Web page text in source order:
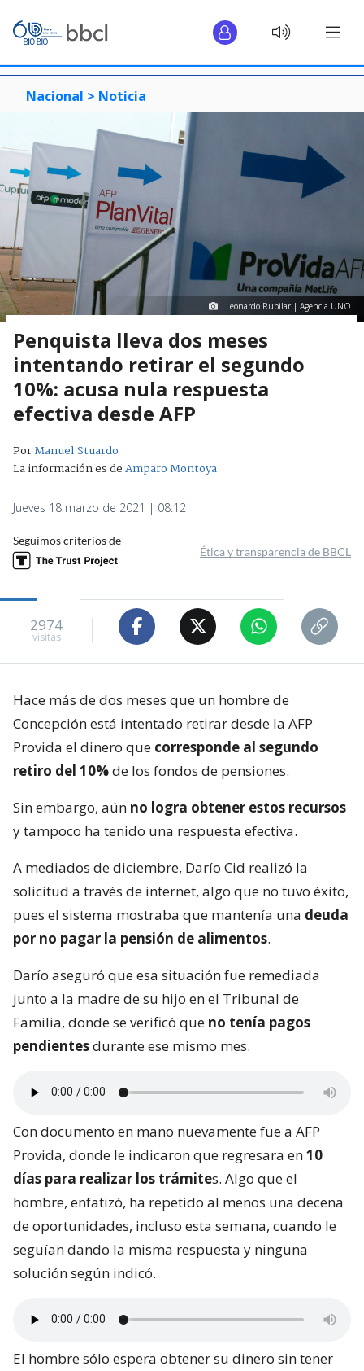
Nacional > Noticia
Leonardo Rubilar | Agencia UNO
Penquista lleva dos meses
intentando retirar el segundo
10%: acusa nula respuesta
efectiva desde AFP
PorManuel Stuardo
La información es deAmparo Montoya
Jueves 18 marzo de 2021 | 08:12
Seguimos criterios de
Ética y transparencia de BBCL
2974
visitas
Hace más de dos meses que un hombre de
Concepción está intentado retirar desde la AFP
Provida el dinero que corresponde al segundo
retiro del 10%de los fondos de pensiones.
Sin embargo, aún no logra obtener estos recursos
y tampoco ha tenido una respuesta efectiva.
A mediados de diciembre, Darío Cid realizó la
solicitud a través de internet, algo que no tuvo éxito,
pues el sistema mostraba que mantenía una deuda
por no pagar la pensión de alimentos.
Darío aseguró que esa situación fue remediada
junto a la madre de su hijo en el Tribunal de
Familia, donde se verificó que no tenía pagos
pendientesdurante ese mismo mes.
Con documento en mano nuevamente fue a AFP
Provida, donde le indicaron que regresara en10
días para realizar los trámites. Algo que el
hombre, enfatizó, ha repetido al menos una decena
de oportunidades, incluso esta semana, cuando le
seguían dando la misma respuesta y ninguna
solución según indicó.
El hombre sólo espera obtener su dinero sin tener